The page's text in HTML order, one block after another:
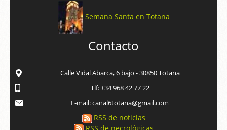
Semana Santa en Totana
Contacto
Calle Vidal Abarca, 6 bajo - 30850 Totana
Tlf: +34 968 42 77 22
E-mail: canal6totana@gmail.com
RSS de noticias
RSS de necrológicas